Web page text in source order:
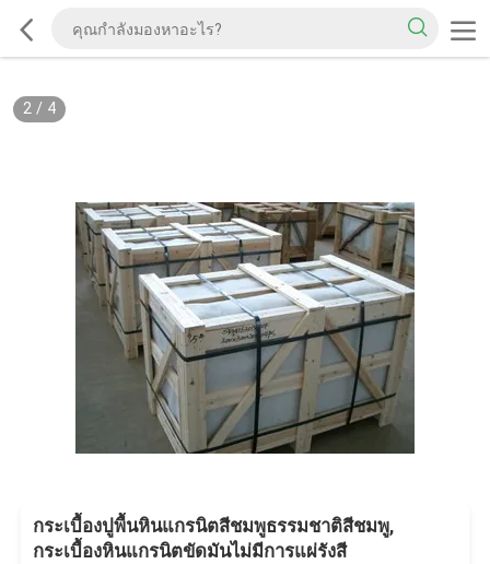
2/ 4
กระเบื้องปูพื้นหินแกรนิตสีชมพูธรรมชาติสีชมพู,
กระเบื้องหินแกรนิตขัดมันไม่มีการแผ่รังสี